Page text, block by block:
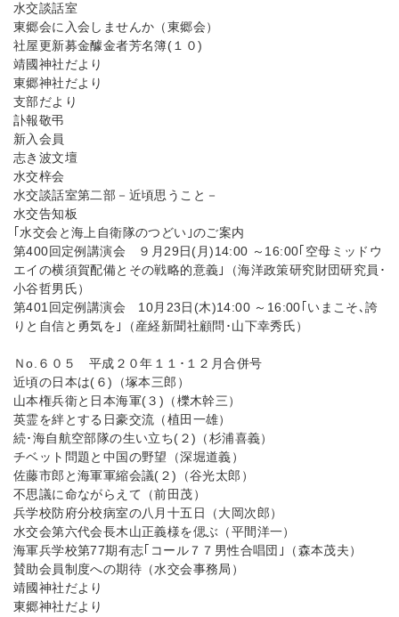
水交談話室
東郷会に入会しませんか（東郷会）
社屋更新募金醵金者芳名簿(１０)
靖國神社だより
東郷神社だより
支部だより
訃報敬弔
新入会員
志き波文壇
水交梓会
水交談話室第二部－近頃思うこと－
水交告知板
｢水交会と海上自衛隊のつどい｣のご案内
第400回定例講演会 ９月29日(月)14:00 ～16:00｢空母ミッドウ
エイの横須賀配備とその戦略的意義｣（海洋政策研究財団研究員･
小谷哲男氏）
第401回定例講演会 10月23日(木)14:00 ～16:00｢いまこそ､誇
りと自信と勇気を｣（産経新聞社顧問･山下幸秀氏）
Ｎo.６０５ 平成２０年１１･１２月合併号
近頃の日本は(６)（塚本三郎）
山本権兵衛と日本海軍(３)（櫟木幹三）
英霊を絆とする日豪交流（植田一雄）
続･海自航空部隊の生い立ち(２)（杉浦喜義）
チベット問題と中国の野望（深堀道義）
佐藤市郎と海軍軍縮会議(２)（谷光太郎）
不思議に命ながらえて（前田茂）
兵学校防府分校病室の八月十五日（大岡次郎）
水交会第六代会長木山正義様を偲ぶ（平間洋一）
海軍兵学校第77期有志｢コール７７男性合唱団｣（森本茂夫）
賛助会員制度への期待（水交会事務局）
靖國神社だより
東郷神社だより